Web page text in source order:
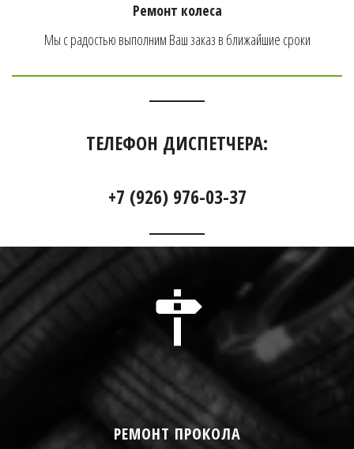
Ремонт колеса
Мы с радостью выполним Ваш заказ в ближайшие сроки
ТЕЛЕФОН ДИСПЕТЧЕРА:
+7 (926) 976-03-37
РЕМОНТ ПРОКОЛА